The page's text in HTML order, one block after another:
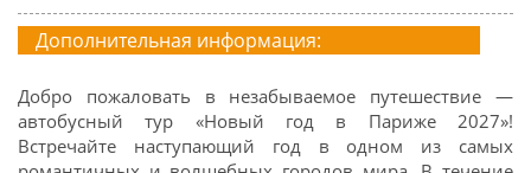
Дополнительная информация:
Добро пожаловать в незабываемое путешествие —
автобусный тур «Новый год в Париже 2027»!
Встречайте наступающий год в одном из самых